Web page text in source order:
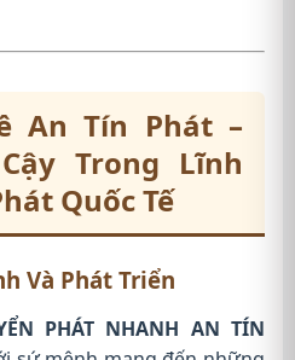
An Tín Phát –
Trong Lĩnh
Quốc Tế
Và Phát Triển
PHÁT NHANH AN TÍN